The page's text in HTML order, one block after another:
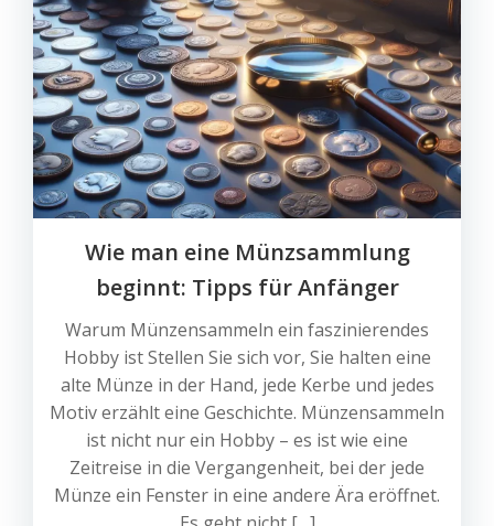
Wie man eine Münzsammlung
beginnt: Tipps für Anfänger
Warum Münzensammeln ein faszinierendes
Hobby ist Stellen Sie sich vor, Sie halten eine
alte Münze in der Hand, jede Kerbe und jedes
Motiv erzählt eine Geschichte. Münzensammeln
ist nicht nur ein Hobby – es ist wie eine
Zeitreise in die Vergangenheit, bei der jede
Münze ein Fenster in eine andere Ära eröffnet.